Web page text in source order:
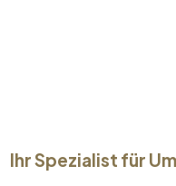
Ihr Spezialist für